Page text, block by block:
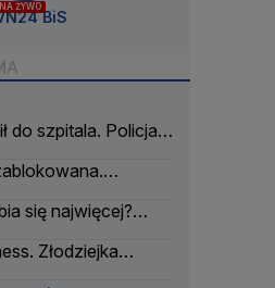
NA ŻYWO
BiS
do szpitala. Policja
się najwięcej?
Złodziejka